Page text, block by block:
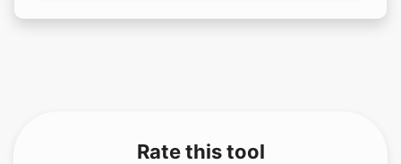
Rate this tool